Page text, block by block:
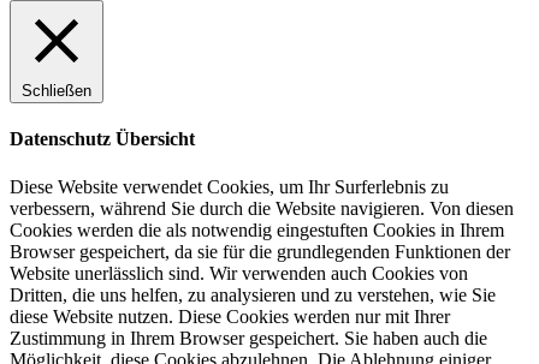
Schließen
Datenschutz Übersicht
Diese Website verwendet Cookies, um Ihr Surferlebnis zu
verbessern, während Sie durch die Website navigieren. Von diesen
Cookies werden die als notwendig eingestuften Cookies in Ihrem
Browser gespeichert, da sie für die grundlegenden Funktionen der
Website unerlässlich sind. Wir verwenden auch Cookies von
Dritten, die uns helfen, zu analysieren und zu verstehen, wie Sie
diese Website nutzen. Diese Cookies werden nur mit Ihrer
Zustimmung in Ihrem Browser gespeichert. Sie haben auch die
Möglichkeit, diese Cookies abzulehnen. Die Ablehnung einiger